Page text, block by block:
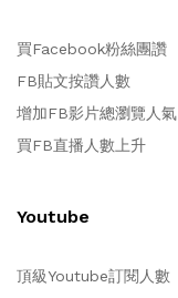
買Facebook粉絲團讚
FB貼文按讚人數
增加FB影片總瀏覽人氣
買FB直播人數上升
Youtube
頂級Youtube訂閱人數